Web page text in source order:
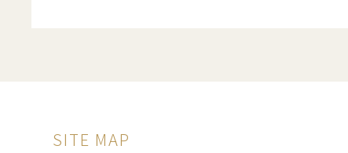
SITE MAP